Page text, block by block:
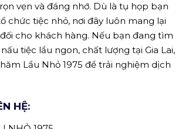
vẹn và đáng nhớ. Dù là tụ họp bạn
chức tiệc nhỏ, nơi đây luôn mang lại
cho khách hàng. Nếu bạn đang tìm
tiệc lẩu ngon, chất lượng tại Gia Lai,
Lẩu Nhỏ 1975 để trải nghiệm dịch
HỆ: